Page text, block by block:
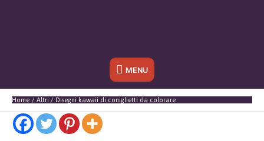
Sotto
l'header
MENU
Home Altri Disegni kawaii di coniglietti da colorare